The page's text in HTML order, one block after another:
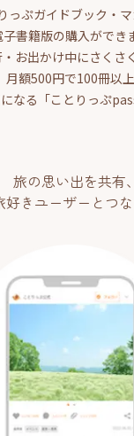
っぷガイドブック・
子書籍版の購入ができ
お出かけ中にさくさ
月額500円で100冊以
なる「ことりっぷ
旅の思い出を共有、
好きユーザーとつ